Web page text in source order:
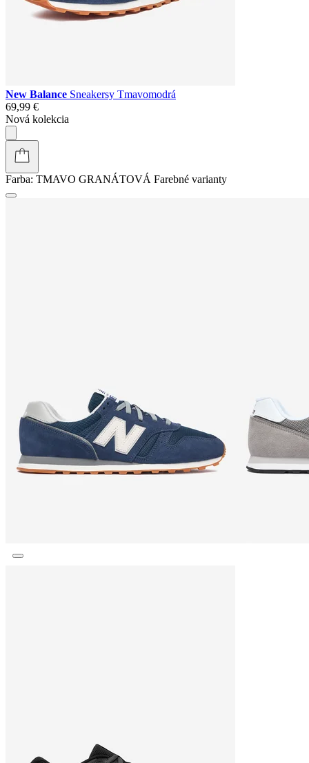
New Balance Sneakersy Tmavomodrá
69,99 €
Nová kolekcia
Farba: TMAVO GRANÁTOVÁ Farebné varianty